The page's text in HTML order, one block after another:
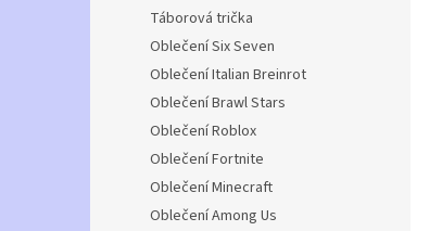
Táborová trička
Oblečení Six Seven
Oblečení Italian Breinrot
Oblečení Brawl Stars
Oblečení Roblox
Oblečení Fortnite
Oblečení Minecraft
Oblečení Among Us